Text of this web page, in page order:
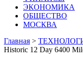
ЭКОНОМИКА
ОБЩЕСТВО
МОСКВА
Главная >
Historic 12 Day 6400